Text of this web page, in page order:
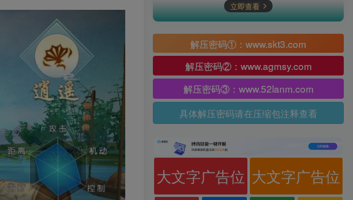
立即查看
解压密码①：www.skt3.com
解压密码②：www.agmsy.com
解压密码③：www.52lanm.com
具体解压密码请在压缩包注释查看
大文字广告位 大文字广告位